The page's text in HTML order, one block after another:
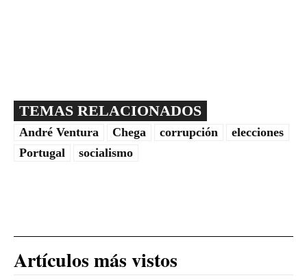
TEMAS RELACIONADOS
André Ventura Chega corrupción
elecciones
Portugal
socialismo
Artículos más vistos